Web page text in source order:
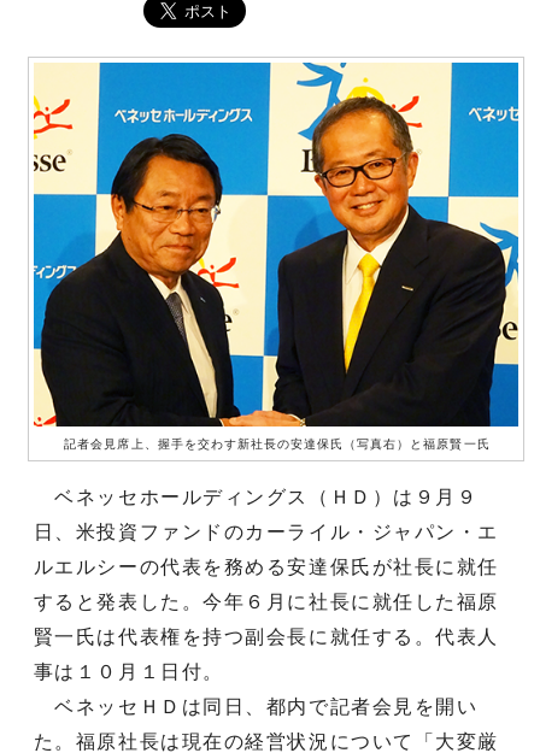
記者会見席上、握手を交わす新社長の安達保氏（写真右）と福原賢一氏
ベネッセホールディングス（ＨＤ）は９月９
日、米投資ファンドのカーライル・ジャパン・エ
ルエルシーの代表を務める安達保氏が社長に就任
すると発表した。今年６月に社長に就任した福原
賢一氏は代表権を持つ副会長に就任する。代表人
事は１０月１日付。
ベネッセＨＤは同日、都内で記者会見を開い
た。福原社長は現在の経営状況について「大変厳